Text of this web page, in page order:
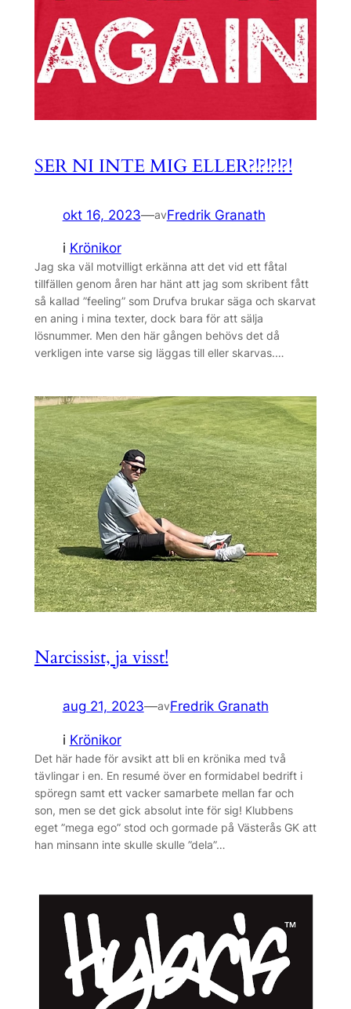
SER NI INTE MIG ELLER?!?!?!?!
okt 16, 2023—avFredrik Granath
i Krönikor
Jag ska väl motvilligt erkänna att det vid ett fåtal
tillfällen genom åren har hänt att jag som skribent fått
så kallad ”feeling” som Drufva brukar säga och skarvat
en aning i mina texter, dock bara för att sälja
lösnummer. Men den här gången behövs det då
verkligen inte varse sig läggas till eller skarvas.…
Narcissist, ja visst!
aug 21, 2023—avFredrik Granath
i Krönikor
Det här hade för avsikt att bli en krönika med två
tävlingar i en. En resumé över en formidabel bedrift i
spöregn samt ett vacker samarbete mellan far och
son, men se det gick absolut inte för sig! Klubbens
eget ”mega ego” stod och gormade på Västerås GK att
han minsann inte skulle skulle ”dela”…